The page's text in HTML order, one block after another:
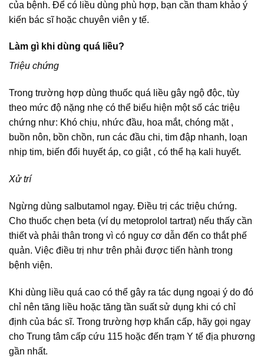
của bệnh. Để có liều dùng phù hợp, bạn cần tham khảo ý
kiến bác sĩ hoặc chuyên viên y tế.
Làm gì khi dùng quá liều?
Triệu chứng
Trong trường hợp dùng thuốc quá liều gây ngộ độc, tùy
theo mức độ nặng nhẹ có thể biểu hiện một số các triệu
chứng như: Khó chịu, nhức đầu, hoa mắt, chóng mặt ,
buồn nôn, bồn chồn, run các đầu chi, tim đập nhanh, loạn
nhịp tim, biến đổi huyết áp, co giật , có thể hạ kali huyết.
Xử trí
Ngừng dùng salbutamol ngay. Điều trị các triệu chứng.
Cho thuốc chẹn beta (ví dụ metoprolol tartrat) nếu thấy cần
thiết và phải thân trong vì có nguy cơ dẫn đến co thắt phế
quản. Việc điều trị như trên phải được tiến hành trong
bệnh viện.
Khi dùng liều quá cao có thể gây ra tác dụng ngoại ý do đó
chỉ nên tăng liều hoặc tăng tần suất sử dụng khi có chỉ
định của bác sĩ. Trong trường hợp khẩn cấp, hãy gọi ngay
cho Trung tâm cấp cứu 115 hoặc đến trạm Y tế địa phương
gần nhất.